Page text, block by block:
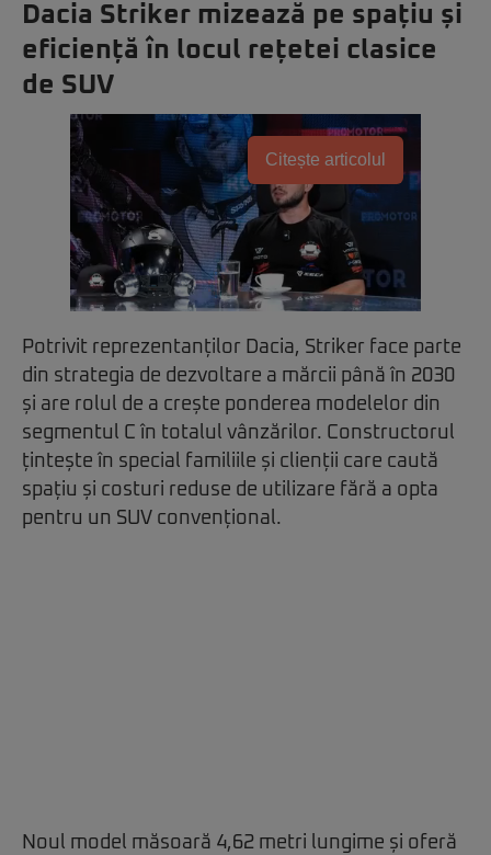
Dacia Striker mizează pe spațiu și
eficiență în locul rețetei clasice
de SUV
Citește articolul
Potrivit reprezentanților Dacia, Striker face parte
din strategia de dezvoltare a mărcii până în 2030
și are rolul de a crește ponderea modelelor din
segmentul C în totalul vânzărilor. Constructorul
țintește în special familiile și clienții care caută
spațiu și costuri reduse de utilizare fără a opta
pentru un SUV convențional.
Noul model măsoară 4,62 metri lungime și oferă